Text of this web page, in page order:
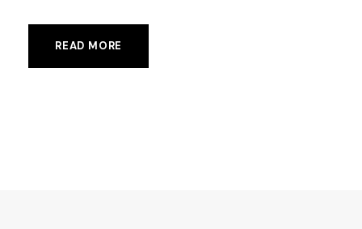
READ MORE